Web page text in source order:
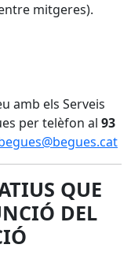
mitgeres).
amb els Serveis
per telèfon al 93
QUE
DEL